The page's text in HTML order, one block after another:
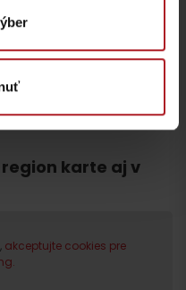
do dvoch hodín
karte aj v
akceptujte cookies pre